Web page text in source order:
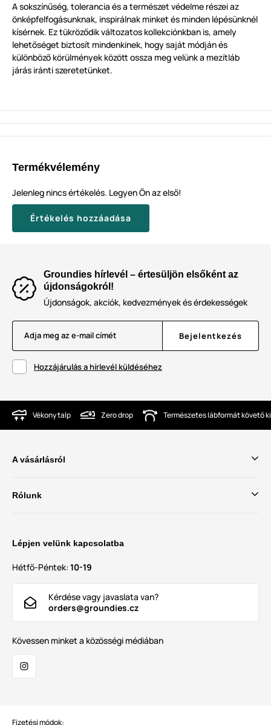
A sokszínűség, tolerancia és a természet védelme részei az
önképfelfogásunknak, inspirálnak minket és minden lépésünknél
kísérnek. Ez tükröződik változatos kollekciónkban is, amely
lehetőséget biztosít mindenkinek, hogy saját módján és
különböző körülmények között ossza meg velünk a mezítláb
járás iránti szeretetünket.
Termékvélemény
Jelenleg nincs értékelés. Legyen Ön az első!
Értékelés hozzáadása
Groundies hírlevél – értesüljön elsőként az
újdonságokról!
Újdonságok, akciók, kedvezmények és érdekességek
Adja meg az e-mail címét Bejelentkezés
Hozzájárulás a hírlevél küldéséhez
Vékony talp Zero drop Természetes lábformát követő
A vásárlásról
Rólunk
Lépjen velünk kapcsolatba
Hétfő-Péntek: 10-19
Kérdése vagy javaslata van?
orders@groundies.cz
Kövessen minket a közösségi médiában
Fizetési módok: